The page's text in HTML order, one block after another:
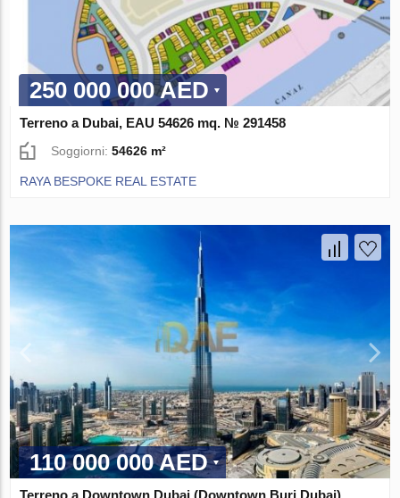
250 000 000 AED
Terreno a Dubai, EAU 54626 mq. № 291458
Soggiorni:54626 m²
RAYA BESPOKE REAL ESTATE
110 000 000 AED
Terreno a Downtown Dubai (Downtown Burj Dubai),